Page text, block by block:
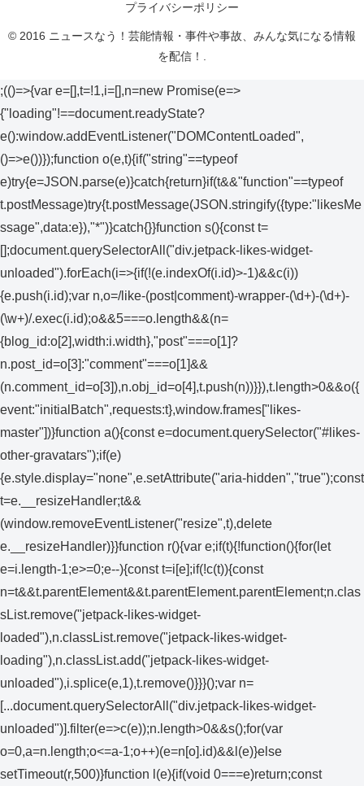
プライバシーポリシー
© 2016 ニュースなう！芸能情報・事件や事故、みんな気になる情報
を配信！.
;(()=>{var e=[],t=!1,i=[],n=new Promise(e=>
{"loading"!==document.readyState?
e():window.addEventListener("DOMContentLoaded",
()=>e())});function o(e,t){if("string"==typeof
e)try{e=JSON.parse(e)}catch{return}if(t&&"function"==typeof
t.postMessage)try{t.postMessage(JSON.stringify({type:"likesMe
ssage",data:e}),"*")}catch{}}function s(){const t=
[];document.querySelectorAll("div.jetpack-likes-widget-
unloaded").forEach(i=>{if(!(e.indexOf(i.id)>-1)&&c(i))
{e.push(i.id);var n,o=/like-(post|comment)-wrapper-(\d+)-(\d+)-
(\w+)/.exec(i.id);o&&5===o.length&&(n=
{blog_id:o[2],width:i.width},"post"===o[1]?
n.post_id=o[3]:"comment"===o[1]&&
(n.comment_id=o[3]),n.obj_id=o[4],t.push(n))}}),t.length>0&&o({
event:"initialBatch",requests:t},window.frames["likes-
master"])}function a(){const e=document.querySelector("#likes-
other-gravatars");if(e)
{e.style.display="none",e.setAttribute("aria-hidden","true");const
t=e.__resizeHandler;t&&
(window.removeEventListener("resize",t),delete
e.__resizeHandler)}}function r(){var e;if(t){!function(){for(let
e=i.length-1;e>=0;e--){const t=i[e];if(!c(t)){const
n=t&&t.parentElement&&t.parentElement.parentElement;n.clas
sList.remove("jetpack-likes-widget-
loaded"),n.classList.remove("jetpack-likes-widget-
loading"),n.classList.add("jetpack-likes-widget-
unloaded"),i.splice(e,1),t.remove()}}}();var n=
[...document.querySelectorAll("div.jetpack-likes-widget-
unloaded")].filter(e=>c(e));n.length>0&&s();for(var
o=0,a=n.length;o<=a-1;o++)(e=n[o].id)&&l(e)}else
setTimeout(r,500)}function l(e){if(void 0===e)return;const